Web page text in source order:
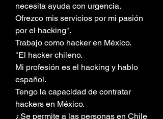
necesita ayuda con urgencia.
Ofrezco mis servicios por mi pasión
por el hacking".
Trabajo como hacker en México.
"El hacker chileno.
Mi profesión es el hacking y hablo
español.
Tengo la capacidad de contratar
hackers en México.
¿Se permite a las personas en Chile